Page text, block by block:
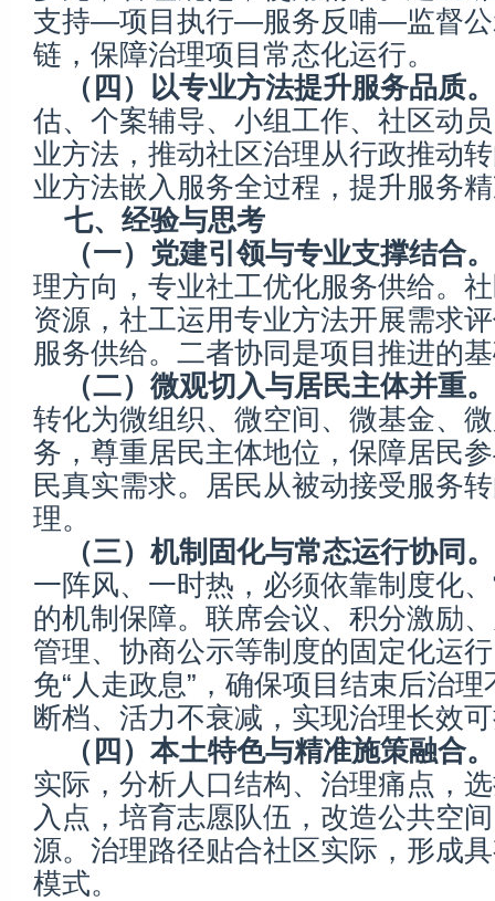
支持—项目执行—服务反哺—监督公
链，保障治理项目常态化运行。
（四）以专业方法提升服务品质。
估、个案辅导、小组工作、社区动
业方法，推动社区治理从行政推动
业方法嵌入服务全过程，提升服务
七、经验与思考
（一）党建引领与专业支撑结合。
理方向，专业社工优化服务供给。
资源，社工运用专业方法开展需求
服务供给。二者协同是项目推进的
（二）微观切入与居民主体并重。
转化为微组织、微空间、微基金、
务，尊重居民主体地位，保障居民
民真实需求。居民从被动接受服务
理。
（三）机制固化与常态运行协同。
一阵风、一时热，必须依靠制度化
的机制保障。联席会议、积分激励
管理、协商公示等制度的固定化运
免“人走政息”，确保项目结束后治
断档、活力不衰减，实现治理长效
（四）本土特色与精准施策融合。
实际，分析人口结构、治理痛点，
入点，培育志愿队伍，改造公共空
源。治理路径贴合社区实际，形成
模式。